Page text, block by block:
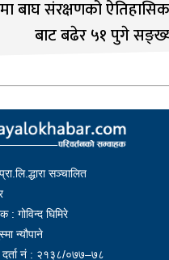
बाघ संरक्षणको
बाट बढेर ५१ पुगे
सञ्चालित
: गोविन्द घिमिरे
न्यौपाने
दर्ता नं : २१३८/०७७–७८